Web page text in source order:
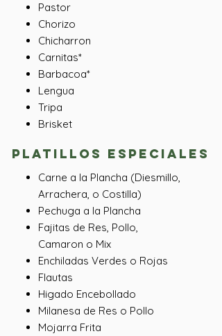
Pastor
Chorizo
Chicharron
Carnitas*
Barbacoa*
Lengua
Tripa
Brisket
Platillos Especiales
Carne a la Plancha (Diesmillo,
Arrachera, o Costilla)
Pechuga a la Plancha
Fajitas de Res, Pollo,
Camaron o Mix
Enchiladas Verdes o Rojas
Flautas
Higado Encebollado
Milanesa de Res o Pollo
Mojarra Frita